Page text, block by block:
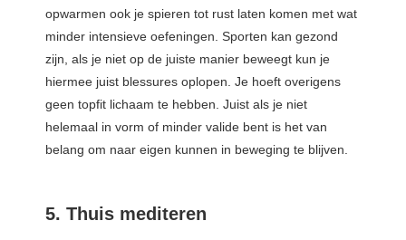
opwarmen ook je spieren tot rust laten komen met wat
minder intensieve oefeningen. Sporten kan gezond
zijn, als je niet op de juiste manier beweegt kun je
hiermee juist blessures oplopen. Je hoeft overigens
geen topfit lichaam te hebben. Juist als je niet
helemaal in vorm of minder valide bent is het van
belang om naar eigen kunnen in beweging te blijven.
5. Thuis mediteren